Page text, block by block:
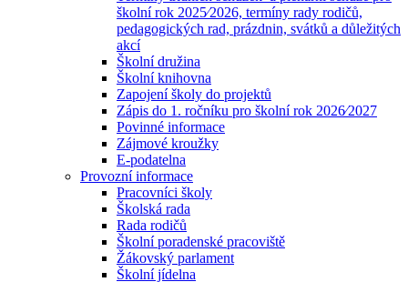
školní rok 2025⁄2026, termíny rady rodičů,
pedagogických rad, prázdnin, svátků a důležitých
akcí
Školní družina
Školní knihovna
Zapojení školy do projektů
Zápis do 1. ročníku pro školní rok 2026⁄2027
Povinné informace
Zájmové kroužky
E-podatelna
Provozní informace
Pracovníci školy
Školská rada
Rada rodičů
Školní poradenské pracoviště
Žákovský parlament
Školní jídelna